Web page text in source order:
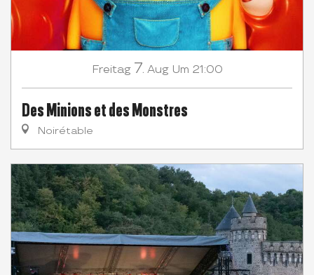
Freitag 7. Aug Um 21:00
Des Minions et des Monstres
Noirétable